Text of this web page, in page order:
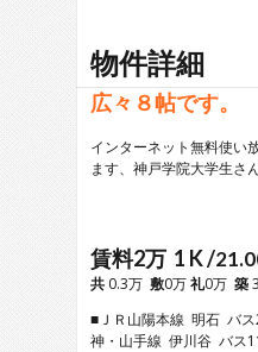
物件詳細
広々８帖です。
インターネット無料使い
ます、神戸学院大学生さ
賃料2万 1 K /
共 0.3万 敷0万礼0万 築
■ＪＲ山陽本線 明石 バ
神・山手線 伊川谷 バス